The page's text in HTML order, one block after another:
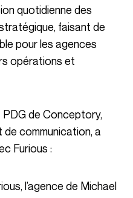
quotidienne des
faisant de
pour les agences
opérations et
communication, a
Furious :
l’agence de Michael